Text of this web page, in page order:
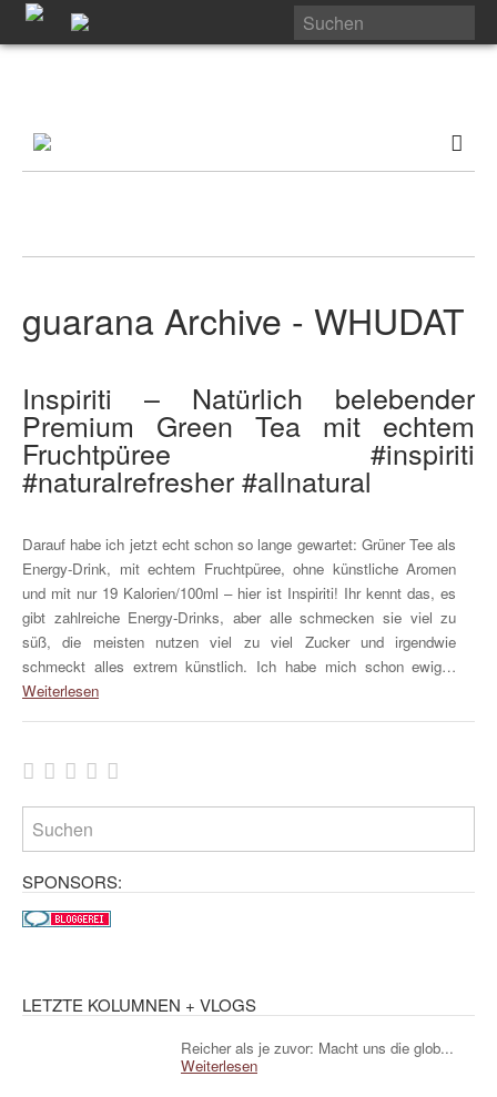
guarana Archive - WHUDAT
Inspiriti – Natürlich belebender
Premium Green Tea mit echtem
Fruchtpüree #inspiriti
#naturalrefresher #allnatural
Darauf habe ich jetzt echt schon so lange gewartet: Grüner Tee als
Energy-Drink, mit echtem Fruchtpüree, ohne künstliche Aromen
und mit nur 19 Kalorien/100ml – hier ist Inspiriti! Ihr kennt das, es
gibt zahlreiche Energy-Drinks, aber alle schmecken sie viel zu
süß, die meisten nutzen viel zu viel Zucker und irgendwie
schmeckt alles extrem künstlich. Ich habe mich schon ewig…
Weiterlesen
SPONSORS:
LETZTE KOLUMNEN + VLOGS
Reicher als je zuvor: Macht uns die glob...
Weiterlesen